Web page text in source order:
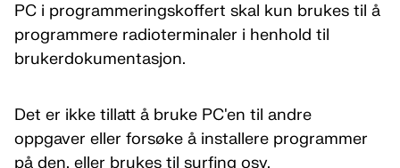
PC i programmeringskoffert skal kun brukes til å
programmere radioterminaler i henhold til
brukerdokumentasjon.
Det er ikke tillatt å bruke PC'en til andre
oppgaver eller forsøke å installere programmer
på den, eller brukes til surfing osv.